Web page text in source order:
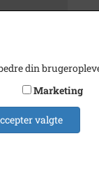
din
Marketing
valgte